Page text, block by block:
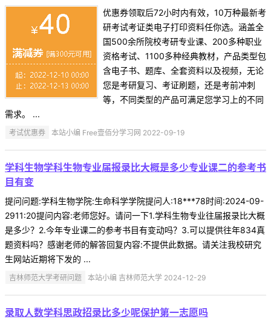
优惠券领取后72小时内有效，10万种最新考
研考试考证类电子打印资料任你选。涵盖全
国500余所院校考研专业课、200多种职业
资格考试、1100多种经典教材，产品类型包
含电子书、题库、全套资料以及视频，无论
您是考研复习、考证刷题，还是考前冲刺
等，不同类型的产品可满足您学习上的不同
需求。 ...
考试优惠券 本站小编 Free壹佰分学习网 2022-09-19
学科生物学科生物专业届报录比大概是多少专业课二的参考书
目有变
提问问题:学科生物学院:生命科学学院提问人:18***78时间:2024-09-
2911:20提问内容:老师您好。请问一下1.学科生物专业往届报录比大概
是多少？2.今年专业课二的参考书目有变动吗？3.可以提供往年834真
题资料吗？感谢老师的解答回复内容:不提供此数据。请关注我校研究
生网站近期将下发的 ...
吉林师范大学考研问题 本站小编 吉林师范大学 2024-12-29
录取人数学科思政招录比多少呢保护第一志愿吗